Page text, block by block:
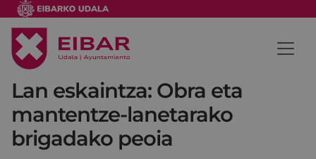
Lan eskaintza: Obra eta
mantentze-lanetarako
brigadako peoia